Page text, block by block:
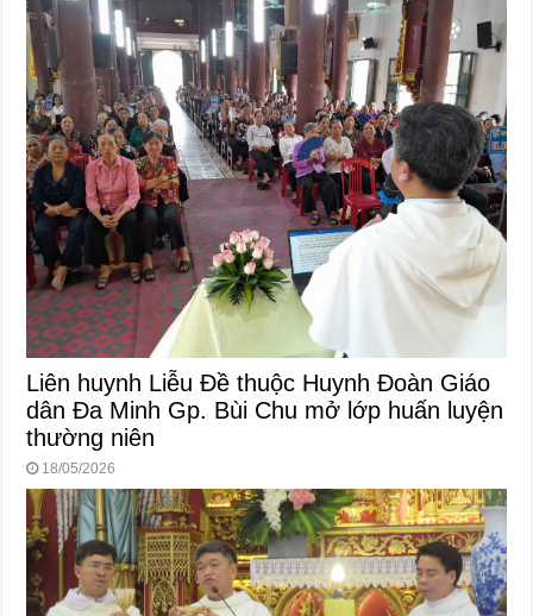
Liên huynh Liễu Đề thuộc Huynh Đoàn Giáo
dân Đa Minh Gp. Bùi Chu mở lớp huấn luyện
thường niên
18/05/2026